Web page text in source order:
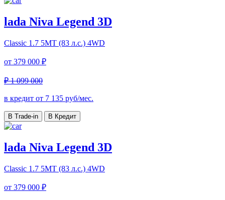
lada Niva Legend 3D
Classic 1.7 5МТ (83 л.с.) 4WD
от 379 000 ₽
₽ 1 099 000
в кредит от 7 135 руб/мес.
В Trade-in В Кредит
lada Niva Legend 3D
Classic 1.7 5МТ (83 л.с.) 4WD
от 379 000 ₽